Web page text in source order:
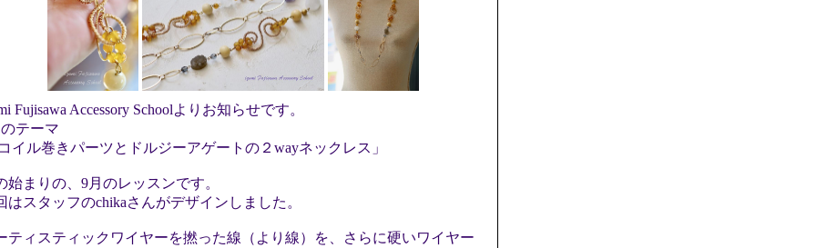
Fujisawa Accessory Schoolよりお知らせです。
テーマ
コイル巻きパーツとドルジーアゲートの２wayネックレス」
始まりの、9月のレッスンです。
はスタッフのchikaさんがデザインしました。
ティスティックワイヤーを撚った線（より線）を、さらに硬いワイヤー